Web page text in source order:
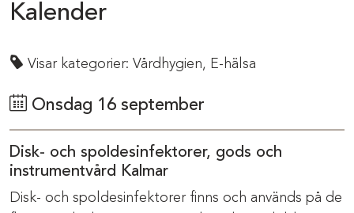
Kalender
Visar kategorier: Vårdhygien, E-hälsa
Onsdag 16 september
Disk- och spoldesinfektorer, gods och
instrumentvård Kalmar
Disk- och spoldesinfektorer finns och används på de